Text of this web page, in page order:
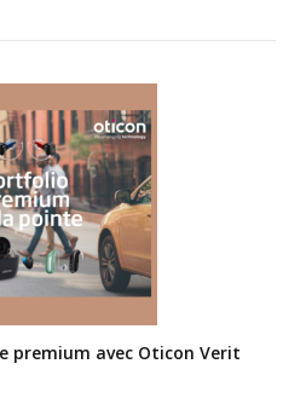
premium avec Oticon Verit